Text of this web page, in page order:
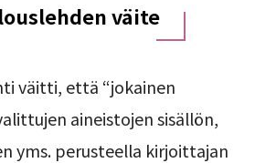
väite
väitti, että “jokainen
aineistojen sisällön,
yms. perusteella kirjoittajan